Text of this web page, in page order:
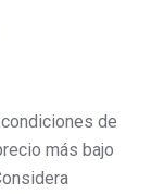
de
más bajo